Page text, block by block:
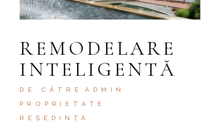
REMODELARE
INTELIGENTĂ
DE CĂTRE
ADMIN
PROPRIETATE
REȘEDINȚĂ